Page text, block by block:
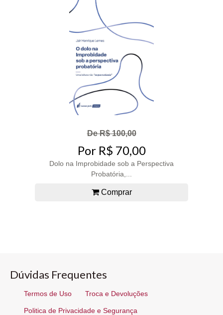
De R$ 100,00
Por R$ 70,00
Dolo na Improbidade sob a Perspectiva
Probatória,...
Comprar
Dúvidas Frequentes
Termos de Uso Troca e Devoluções
Politica de Privacidade e Segurança